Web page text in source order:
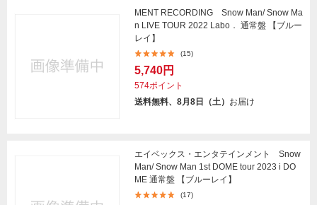
MENT RECORDING Snow Man/ Snow Ma
n LIVE TOUR 2022 Labo． 通常盤 【ブルー
レイ】
(15)
5,740円
574ポイント
送料無料、8月8日（土） お届け
エイベックス・エンタテインメント Snow
Man/ Snow Man 1st DOME tour 2023 i DO
ME 通常盤 【ブルーレイ】
(17)